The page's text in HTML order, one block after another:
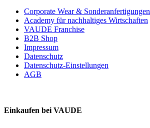
Corporate Wear & Sonderanfertigungen
Academy für nachhaltiges Wirtschaften
VAUDE Franchise
B2B Shop
Impressum
Datenschutz
Datenschutz-Einstellungen
AGB
Einkaufen bei VAUDE